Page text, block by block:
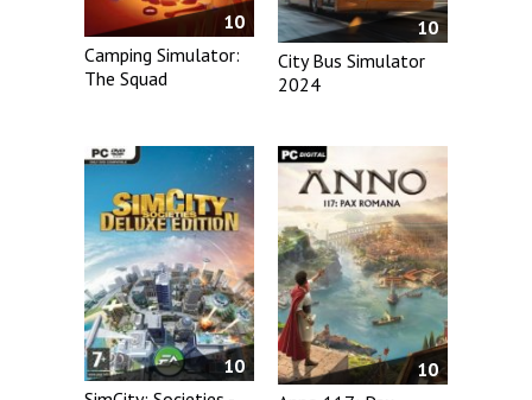
10
Camping Simulator:
The Squad
10
City Bus Simulator
2024
10
10